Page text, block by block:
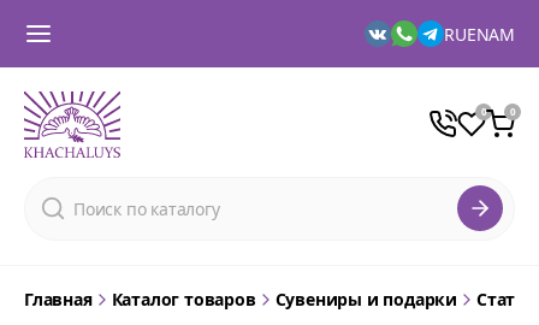
RUENAM
Главная Каталог товаров Сувениры и подарки